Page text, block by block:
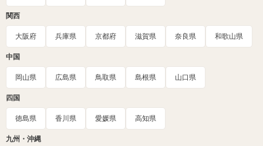
関西
大阪府 兵庫県 京都府 滋賀県 奈良県 和歌山県
中国
岡山県 広島県 鳥取県 島根県 山口県
四国
徳島県 香川県 愛媛県 高知県
九州・沖縄